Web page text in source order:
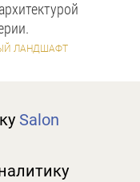
ЛАНДШАФТ
Salon